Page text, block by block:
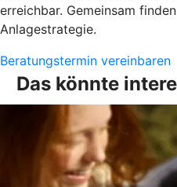
erreichbar. Gemeinsam
Anlagestrategie.
Beratungstermin vereinbaren
Das könnte